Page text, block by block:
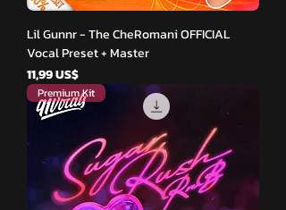
Lil Gunnr - The CheRomani OFFICIAL
Vocal Preset + Master
Giá
11,99 US$
Premium Kit